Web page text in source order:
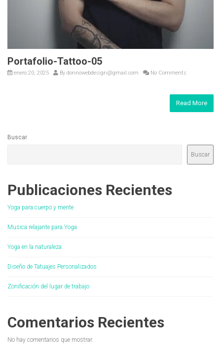
Portafolio-Tattoo-05
enero 20, 2025 By donnowebdesign@gmail.com No Comments
Read More
Buscar
Buscar
Publicaciones Recientes
Yoga para cuerpo y mente
Musica relajante para Yoga
Yoga en la naturaleza
Diseño de Tatuajes Personalizados
Zonificación del lugar de trabajo
Comentarios Recientes
No hay comentarios que mostrar.